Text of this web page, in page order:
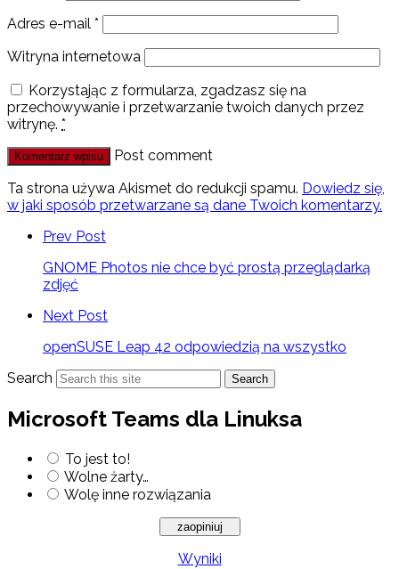
Adres e-mail *
Witryna internetowa
Korzystając z formularza, zgadzasz się na
przechowywanie i przetwarzanie twoich danych przez
witrynę. *
Post comment
Ta strona używa Akismet do redukcji spamu. Dowiedz się,
w jaki sposób przetwarzane są dane Twoich komentarzy.
Prev Post
GNOME Photos nie chce być prostą przeglądarką
zdjęć
Next Post
openSUSE Leap 42 odpowiedzią na wszystko
Search
Search
Microsoft Teams dla Linuksa
To jest to!
Wolne żarty…
Wolę inne rozwiązania
Wyniki